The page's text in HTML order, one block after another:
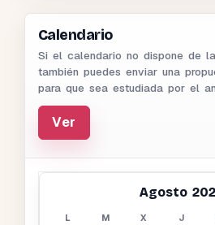
Calendario
Si el calendario no dispone de
también puedes enviar una
para que sea estudiada por el
Ver
Agosto
L M X J